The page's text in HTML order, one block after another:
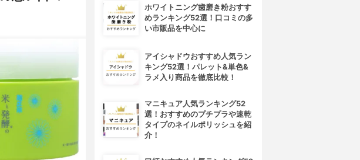
ホワイトニング歯磨き粉おすす
めランキング52選！口コミの多
い市販品を中心に
アイシャドウおすすめ人気ラン
キング52選！パレット&単色&
ラメ入り商品を徹底比較！
マニキュア人気ランキング52
選！おすすめのプチプラや速乾
タイプのネイルポリッシュを紹
介！